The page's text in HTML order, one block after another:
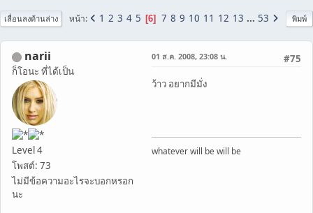
พิมพ์
เลื่อนลงด้านล่าง หน้า 1 2 3 4 5 6 7 8 9 10 11 12 13 ... 53
narii
ก็โอนะ ที่ได้เป็น
Level 4
โพสต์: 73
ไม่มีข้อความอะไรจะบอกหรอก
นะ
#75
01 ส.ค. 2008, 23:08 น.
ว้าว อยากมีมั่ง
whatever will be will be